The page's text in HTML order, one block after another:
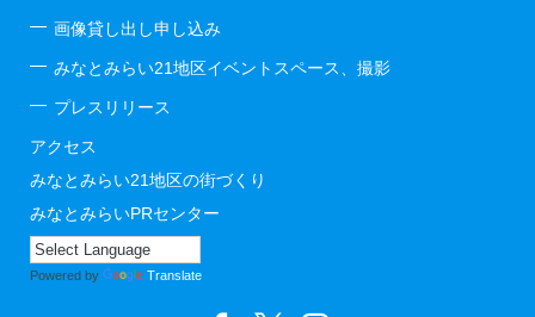
画像貸し出し申し込み
みなとみらい21地区イベントスペース、撮影
プレスリリース
アクセス
みなとみらい21地区の街づくり
みなとみらいPRセンター
Powered by Translate